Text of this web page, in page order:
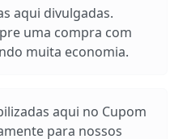
aqui divulgadas.
uma compra com
muita economia.
aqui no Cupom
para nossos